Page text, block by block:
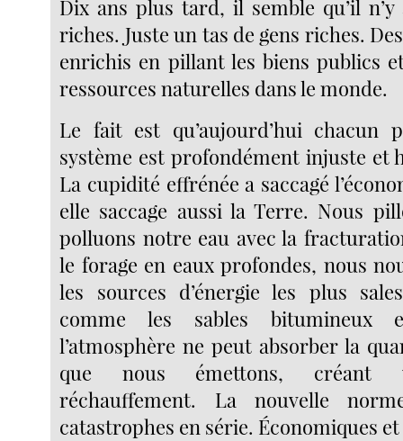
Dix ans plus tard, il semble qu’il
riches. Juste un tas de gens riches.
enrichis en pillant les biens publics
ressources naturelles dans le monde.
Le fait est qu’aujourd’hui chacun
système est profondément injuste et
La cupidité effrénée a saccagé
elle saccage aussi la Terre. Nous
polluons notre eau avec la
le forage en eaux profondes, nous
les sources d’énergie les plus
comme les sables bitumineux
l’atmosphère ne peut absorber la
que nous émettons, créant
réchauffement. La nouvelle
catastrophes en série. Économiques